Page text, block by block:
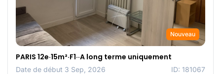
Nouveau
PARIS 12e·15m²·F1··A long terme uniquement
Date de début 3 Sep, 2026 ID: 181067